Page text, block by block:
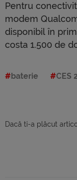
Pentru
modem
disponibil în
costa 1.500 de
baterie CES
Dacă ti-a plăcut